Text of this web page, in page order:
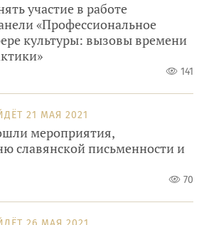
участие в работе
«Профессиональное
культуры: вызовы времени
141
21 МАЯ 2021
мероприятия,
славянской письменности и
70